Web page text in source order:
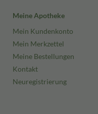
Meine Apotheke
Mein Kundenkonto
Mein Merkzettel
Meine Bestellungen
Kontakt
Neuregistrierung